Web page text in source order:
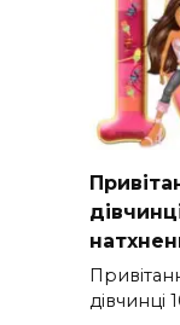
дівчинці